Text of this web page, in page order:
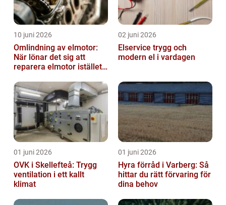
10 juni 2026
Omlindning av elmotor:
När lönar det sig att
reparera elmotor istället
02 juni 2026
Elservice trygg och
modern el i vardagen
01 juni 2026
OVK i Skellefteå: Trygg
ventilation i ett kallt
klimat
01 juni 2026
Hyra förråd i Varberg: Så
hittar du rätt förvaring för
dina behov